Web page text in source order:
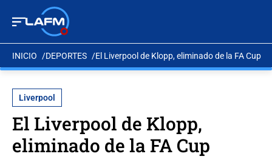
INICIO DEPORTES El Liverpool de Klopp, eliminado de la FA Cup
Liverpool
El Liverpool de Klopp,
eliminado de la FA Cup